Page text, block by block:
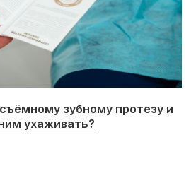
зубному протезу и
ухаживать?